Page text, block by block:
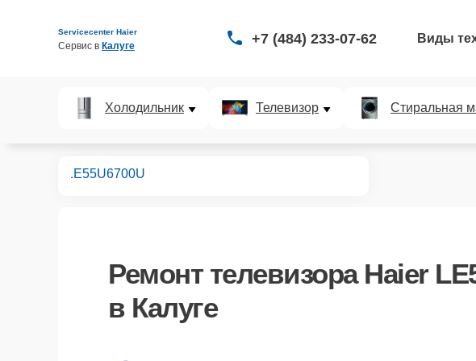
Servicecenter Haier
Сервис в Калуге +7 (484) 233-07-62 Виды
Холодильник Телевизор Стиральная
LE55U6700U
Ремонт телевизора Haier
в Калуге